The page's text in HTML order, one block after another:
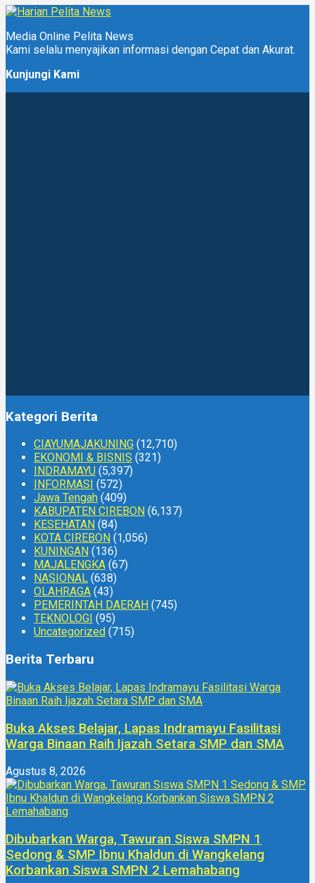
Media Online Pelita News
Kami selalu menyajikan informasi dengan Cepat dan Akurat.
Kunjungi Kami
Kategori Berita
CIAYUMAJAKUNING (12,710)
EKONOMI & BISNIS (321)
INDRAMAYU (5,397)
INFORMASI (572)
Jawa Tengah (409)
KABUPATEN CIREBON (6,137)
KESEHATAN (84)
KOTA CIREBON (1,056)
KUNINGAN (136)
MAJALENGKA (67)
NASIONAL (638)
OLAHRAGA (43)
PEMERINTAH DAERAH (745)
TEKNOLOGI (95)
Uncategorized (715)
Berita Terbaru
Buka Akses Belajar, Lapas Indramayu Fasilitasi
Warga Binaan Raih Ijazah Setara SMP dan SMA
Agustus 8, 2026
Dibubarkan Warga, Tawuran Siswa SMPN 1
Sedong & SMP Ibnu Khaldun di Wangkelang
Korbankan Siswa SMPN 2 Lemahabang